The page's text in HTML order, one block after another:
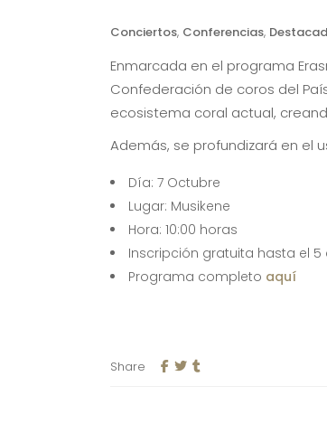
Conciertos, Conferencias,
Enmarcada en el programa
Confederación de coros del
ecosistema coral actual,
Además, se profundizará en el
Día: 7 Octubre
Lugar: Musikene
Hora: 10:00 horas
Inscripción gratuita hasta el 5
Programa completo aquí
Share